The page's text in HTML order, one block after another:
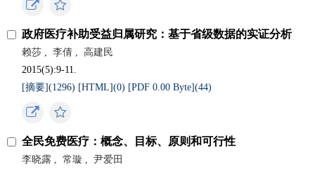
政府医疗补助受益归属研究：基于省级数据的实证分析
赖莎 , 李倩 ,
高建民
2015(5):9-11.
[摘要](1296) [HTML](0) [PDF 0.00 Byte](44)
全民免费医疗：概念、目标、原则和可行性
李晓露 , 常璇 ,
尹爱田